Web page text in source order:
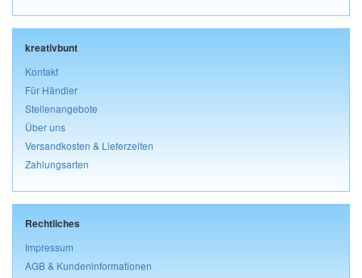
kreativbunt
Kontakt
Für Händler
Stellenangebote
Über uns
Versandkosten & Lieferzeiten
Zahlungsarten
Rechtliches
Impressum
AGB & Kundeninformationen